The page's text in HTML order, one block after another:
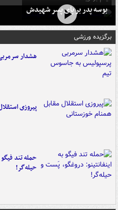
بوسه‌ پدر بر پای پسر شهیدش
برگزیده ورزشی
هشدار
پیروزی
حمله تند
حیله‌گر!